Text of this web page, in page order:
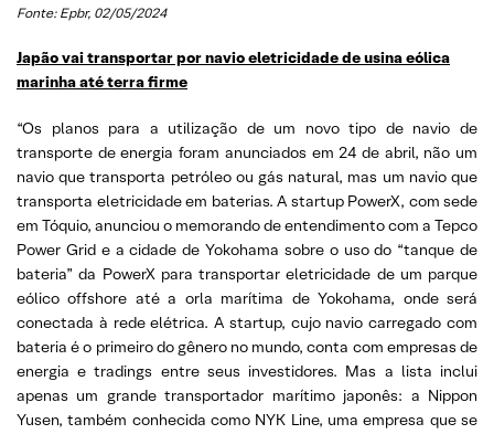
Fonte: Epbr, 02/05/2024
Japão vai transportar por navio eletricidade de usina eólica
marinha até terra firme
“Os planos para a utilização de um novo tipo de navio de
transporte de energia foram anunciados em 24 de abril, não um
navio que transporta petróleo ou gás natural, mas um navio que
transporta eletricidade em baterias. A startup PowerX, com sede
em Tóquio, anunciou o memorando de entendimento com a Tepco
Power Grid e a cidade de Yokohama sobre o uso do “tanque de
bateria” da PowerX para transportar eletricidade de um parque
eólico offshore até a orla marítima de Yokohama, onde será
conectada à rede elétrica. A startup, cujo navio carregado com
bateria é o primeiro do gênero no mundo, conta com empresas de
energia e tradings entre seus investidores. Mas a lista inclui
apenas um grande transportador marítimo japonês: a Nippon
Yusen, também conhecida como NYK Line, uma empresa que se